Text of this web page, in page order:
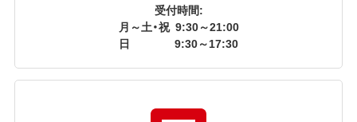
受付時間:
月～土・祝 9:30～21:00
日
9:30～17:30